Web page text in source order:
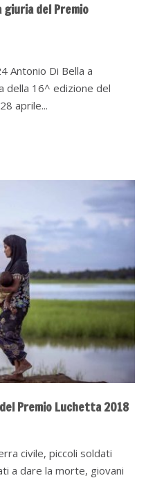
giuria del Premio
Antonio Di Bella a
della 16^ edizione del
aprile...
Premio Luchetta 2018
civile, piccoli soldati
a dare la morte, giovani